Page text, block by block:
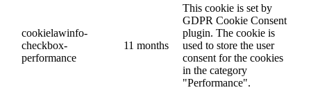
cookielawinfo-
checkbox-
performance
11 months
This cookie is set by
GDPR Cookie Consent
plugin. The cookie is
used to store the user
consent for the cookies
in the category
"Performance".